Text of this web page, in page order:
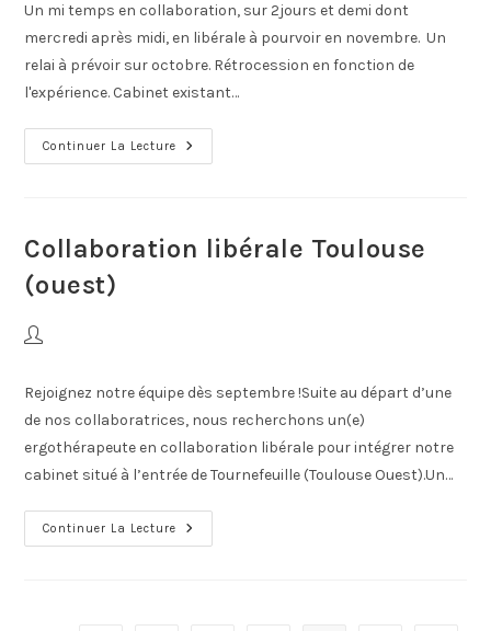
Un mi temps en collaboration, sur 2jours et demi dont
mercredi après midi, en libérale à pourvoir en novembre. Un
relai à prévoir sur octobre. Rétrocession en fonction de
l'expérience. Cabinet existant…
Continuer La Lecture
Collaboration libérale Toulouse
(ouest)
Rejoignez notre équipe dès septembre !Suite au départ d’une
de nos collaboratrices, nous recherchons un(e)
ergothérapeute en collaboration libérale pour intégrer notre
cabinet situé à l’entrée de Tournefeuille (Toulouse Ouest).Un…
Continuer La Lecture